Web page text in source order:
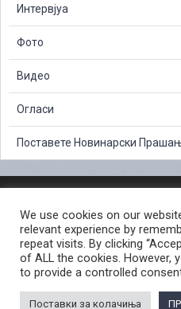
Интервјуа
Фото
Видео
Огласи
Поставете Новинарски
СЛОБОДЕН ПРИСТАП ДО
ПОСТАПКА ЗА ПРИЈАВА НА
ПОЛИТИКА ЗА
We use cookies on our
relevant experience by
repeat visits. By clicking
of ALL the cookies. However,
to provide a controlled
Поставки за колачиња